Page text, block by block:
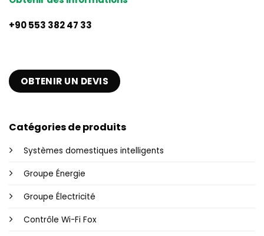
+90 553 382 47 33
OBTENIR UN DEVIS
Catégories de produits
Systèmes domestiques intelligents
Groupe Énergie
Groupe Électricité
Contrôle Wi-Fi Fox